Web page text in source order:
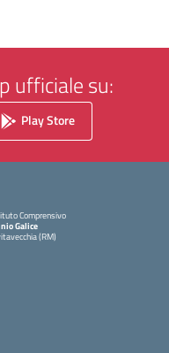
ufficiale su:
Play Store
Comprensivo
Galice
(RM)